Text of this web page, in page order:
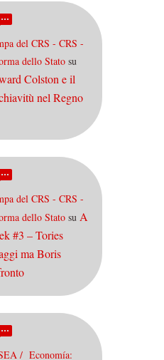
del CRS - CRS -
dello Stato su
Colston e il
nel Regno
del CRS - CRS -
dello Stato su A
#3 – Tories
ma Boris
/ Economía: